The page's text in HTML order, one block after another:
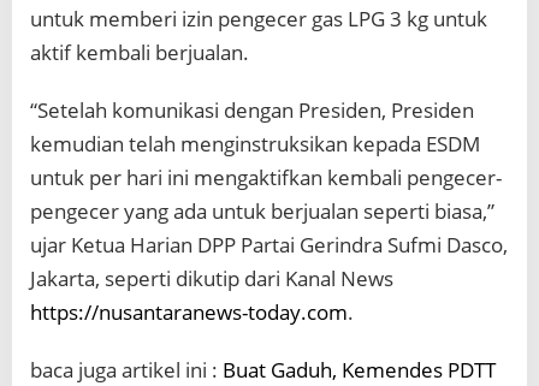
untuk memberi izin pengecer gas LPG 3 kg untuk
aktif kembali berjualan.
“Setelah komunikasi dengan Presiden, Presiden
kemudian telah menginstruksikan kepada ESDM
untuk per hari ini mengaktifkan kembali pengecer-
pengecer yang ada untuk berjualan seperti biasa,”
ujar Ketua Harian DPP Partai Gerindra Sufmi Dasco,
Jakarta, seperti dikutip dari Kanal News
https://nusantaranews-today.com.
baca juga artikel ini : Buat Gaduh, Kemendes PDTT